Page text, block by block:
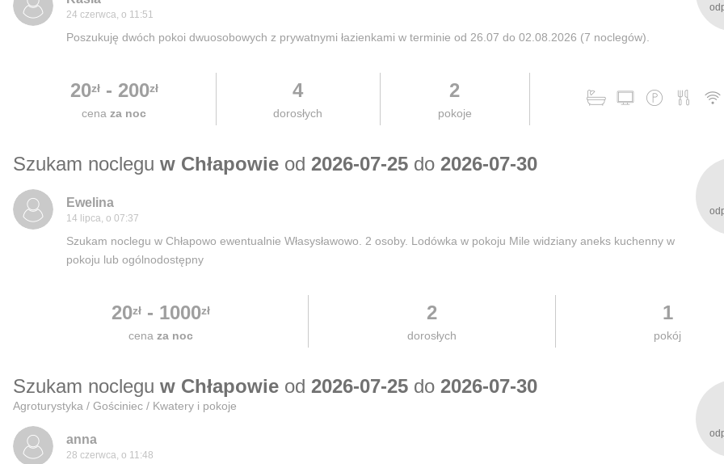
24 czerwca, o 11:51
Poszukuję dwóch pokoi dwuosobowych z prywatnymi łazienkami w terminie od 26.07 do 02.08.2026 (7 noclegów).
20zł- 200zł
cenaza noc
4
dorosłych
2
pokoje
Szukam noclegu w Chłapowie od 2026-07-25 do 2026-07-30
Ewelina
14 lipca, o 07:37
Szukam noclegu w Chłapowo ewentualnie Własysławowo. 2 osoby. Lodówka w pokoju Mile widziany aneks kuchenny w
pokoju lub ogólnodostępny
20zł- 1000zł
cena za noc
2
dorosłych
1
pokój
Szukam noclegu w Chłapowie od 2026-07-25 do 2026-07-30
Agroturystyka / Gościniec / Kwatery i pokoje
anna
28 czerwca, o 11:48